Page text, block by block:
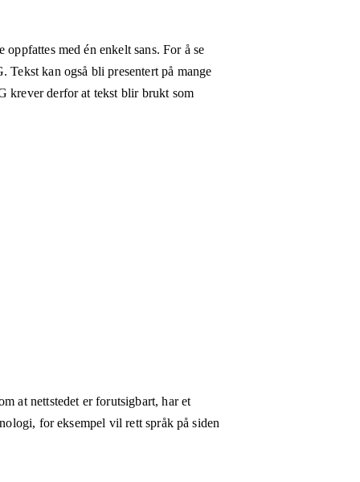
med én enkelt sans. For å se
kan også bli presentert på mange
krever derfor at tekst blir brukt som
at nettstedet er forutsigbart, har et
for eksempel vil rett språk på siden